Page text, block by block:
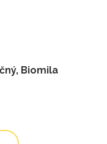
Biomila